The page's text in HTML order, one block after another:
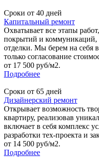
Сроки от 40 дней
Капитальный ремонт
Охватывает все этапы
покрытий и коммуникаций,
отделки. Мы берем на себя
только согласование
от 17 500 руб/м2.
Подробнее
Сроки от 65 дней
Дизайнерский ремонт
Открывает возможность
квартиру, реализовав
включает в себя комплекс
разработки тех-проекта и
от 14 500 руб/м2.
Подробнее